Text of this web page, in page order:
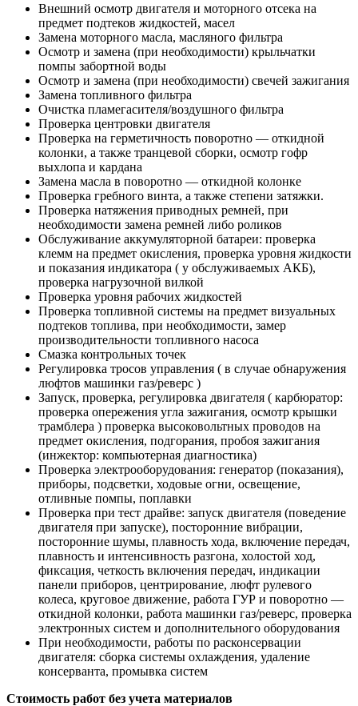
Внешний осмотр двигателя и моторного отсека на
предмет подтеков жидкостей, масел
Замена моторного масла, масляного фильтра
Осмотр и замена (при необходимости) крыльчатки
помпы забортной воды
Осмотр и замена (при необходимости) свечей зажигания
Замена топливного фильтра
Очистка пламегасителя/воздушного фильтра
Проверка центровки двигателя
Проверка на герметичность поворотно — откидной
колонки, а также транцевой сборки, осмотр гофр
выхлопа и кардана
Замена масла в поворотно — откидной колонке
Проверка гребного винта, а также степени затяжки.
Проверка натяжения приводных ремней, при
необходимости замена ремней либо роликов
Обслуживание аккумуляторной батареи: проверка
клемм на предмет окисления, проверка уровня жидкости
и показания индикатора ( у обслуживаемых АКБ),
проверка нагрузочной вилкой
Проверка уровня рабочих жидкостей
Проверка топливной системы на предмет визуальных
подтеков топлива, при необходимости, замер
производительности топливного насоса
Смазка контрольных точек
Регулировка тросов управления ( в случае обнаружения
люфтов машинки газ/реверс )
Запуск, проверка, регулировка двигателя ( карбюратор:
проверка опережения угла зажигания, осмотр крышки
трамблера ) проверка высоковольтных проводов на
предмет окисления, подгорания, пробоя зажигания
(инжектор: компьютерная диагностика)
Проверка электрооборудования: генератор (показания),
приборы, подсветки, ходовые огни, освещение,
отливные помпы, поплавки
Проверка при тест драйве: запуск двигателя (поведение
двигателя при запуске), посторонние вибрации,
посторонние шумы, плавность хода, включение передач,
плавность и интенсивность разгона, холостой ход,
фиксация, четкость включения передач, индикации
панели приборов, центрирование, люфт рулевого
колеса, круговое движение, работа ГУР и поворотно —
откидной колонки, работа машинки газ/реверс, проверка
электронных систем и дополнительного оборудования
При необходимости, работы по расконсервации
двигателя: сборка системы охлаждения, удаление
консерванта, промывка систем
Стоимость работ без учета материалов